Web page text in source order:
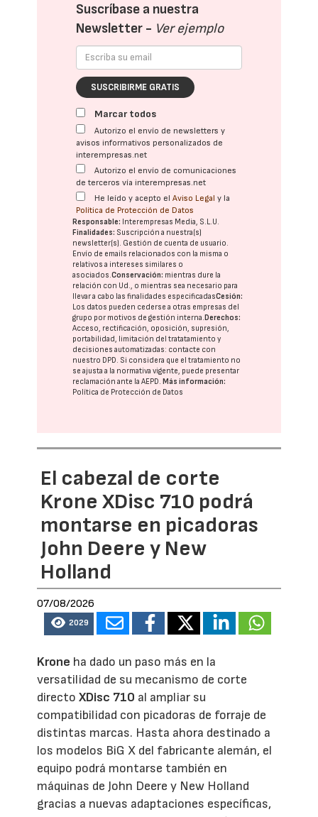
Suscríbase a nuestra
Newsletter - Ver ejemplo
SUSCRIBIRME GRATIS
Marcar todos
Autorizo el envío de newsletters y
avisos informativos personalizados de
interempresas.net
Autorizo el envío de comunicaciones
de terceros vía interempresas.net
He leído y acepto elAviso Legal y la
Política de Protección de Datos
Responsable: Interempresas Media, S.L.U.
Finalidades: Suscripción a nuestra(s)
newsletter(s). Gestión de cuenta de usuario.
Envío de emails relacionados con la misma o
relativos a intereses similares o
asociados.Conservación: mientras dure la
relación con Ud., o mientras sea necesario para
llevar a cabo las finalidades especificadasCesión:
Los datos pueden cederse a otras empresas del
grupo por motivos de gestión interna.Derechos:
Acceso, rectificación, oposición, supresión,
portabilidad, limitación del tratatamiento y
decisiones automatizadas: contacte con
nuestro DPD. Si considera que el tratamiento no
se ajusta a la normativa vigente, puede presentar
reclamación ante laAEPD.Más información:
Política de Protección de Datos
El cabezal de corte
Krone XDisc 710 podrá
montarse en picadoras
John Deere y New
Holland
07/08/2026
2029
Krone ha dado un paso más en la
versatilidad de su mecanismo de corte
directoXDisc 710 al ampliar su
compatibilidad con picadoras de forraje de
distintas marcas. Hasta ahora destinado a
los modelos BiG X del fabricante alemán, el
equipo podrá montarse también en
máquinas de John Deere y New Holland
gracias a nuevas adaptaciones específicas,